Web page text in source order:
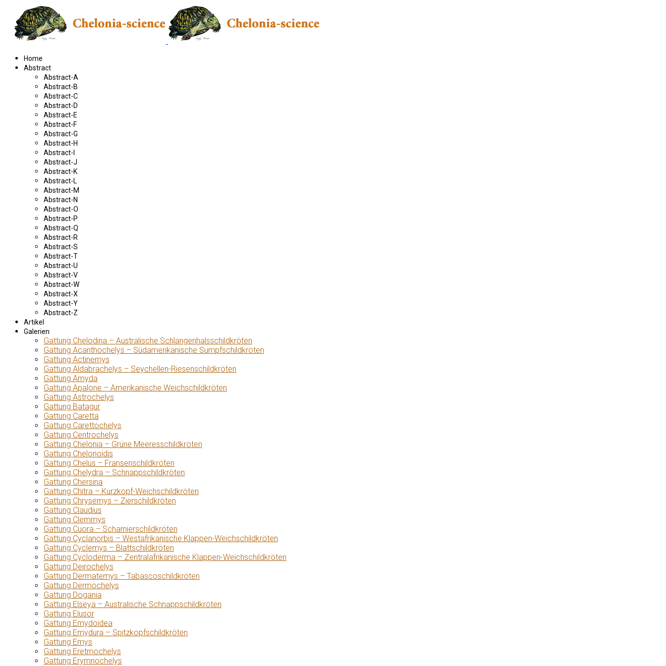
Home
Abstract
Abstract-A
Abstract-B
Abstract-C
Abstract-D
Abstract-E
Abstract-F
Abstract-G
Abstract-H
Abstract-I
Abstract-J
Abstract-K
Abstract-L
Abstract-M
Abstract-N
Abstract-O
Abstract-P
Abstract-Q
Abstract-R
Abstract-S
Abstract-T
Abstract-U
Abstract-V
Abstract-W
Abstract-X
Abstract-Y
Abstract-Z
Artikel
Galerien
Gattung Chelodina – Australische Schlangenhalsschildkröten
Gattung Acanthochelys – Südamerikanische Sumpfschildkröten
Gattung Actinemys
Gattung Aldabrachelys – Seychellen-Riesenschildkröten
Gattung Amyda
Gattung Apalone – Amerikanische Weichschildkröten
Gattung Astrochelys
Gattung Batagur
Gattung Caretta
Gattung Carettochelys
Gattung Centrochelys
Gattung Chelonia – Grüne Meeresschildkröten
Gattung Chelonoidis
Gattung Chelus – Fransenschildkröten
Gattung Chelydra – Schnappschildkröten
Gattung Chersina
Gattung Chitra – Kurzkopf-Weichschildkröten
Gattung Chrysemys – Zierschildkröten
Gattung Claudius
Gattung Clemmys
Gattung Cuora – Scharnierschildkröten
Gattung Cyclanorbis – Westafrikanische Klappen-Weichschildkröten
Gattung Cyclemys – Blattschildkröten
Gattung Cycloderma – Zentralafrikanische Klappen-Weichschildkröten
Gattung Deirochelys
Gattung Dermatemys – Tabascoschildkröten
Gattung Dermochelys
Gattung Dogania
Gattung Elseya – Australische Schnappschildkröten
Gattung Elusor
Gattung Emydoidea
Gattung Emydura – Spitzkopfschildkröten
Gattung Emys
Gattung Eretmochelys
Gattung Erymnochelys